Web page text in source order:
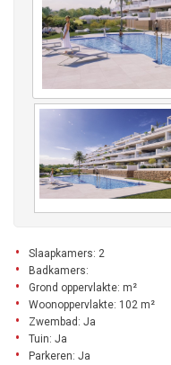
Slaapkamers: 2
Badkamers:
Grond oppervlakte: m²
Woonoppervlakte: 102 m²
Zwembad: Ja
Tuin: Ja
Parkeren: Ja